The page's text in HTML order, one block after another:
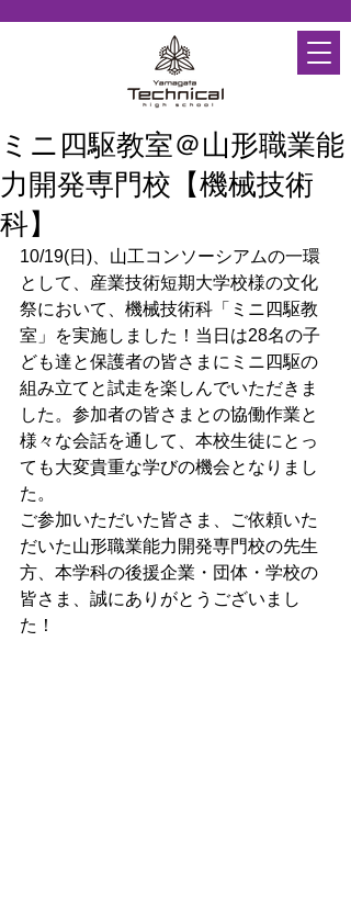
ミニ四駆教室＠山形職業能
力開発専門校【機械技術
科】
10/19(日)、山工コンソーシアムの一環
として、産業技術短期大学校様の文化
祭において、機械技術科「ミニ四駆教
室」を実施しました！当日は28名の子
ども達と保護者の皆さまにミニ四駆の
組み立てと試走を楽しんでいただきま
した。参加者の皆さまとの協働作業と
様々な会話を通して、本校生徒にとっ
ても大変貴重な学びの機会となりまし
た。
ご参加いただいた皆さま、ご依頼いた
だいた山形職業能力開発専門校の先生
方、本学科の後援企業・団体・学校の
皆さま、誠にありがとうございまし
た！